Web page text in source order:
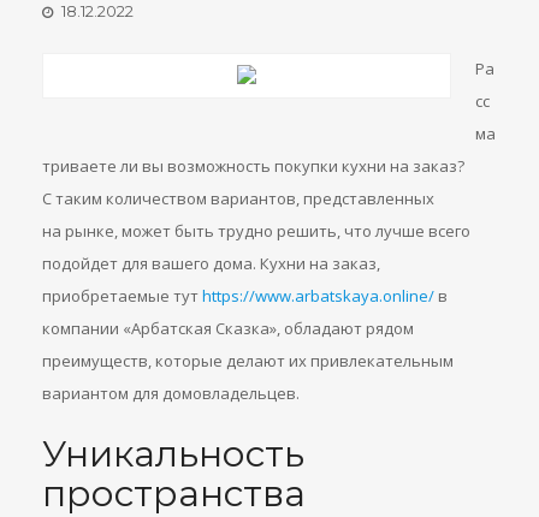
18.12.2022
Ра
сс
ма
триваете ли вы возможность покупки кухни на заказ?
С таким количеством вариантов, представленных
на рынке, может быть трудно решить, что лучше всего
подойдет для вашего дома. Кухни на заказ,
приобретаемые тутhttps://www.arbatskaya.online/ в
компании «Арбатская Сказка», обладают рядом
преимуществ, которые делают их привлекательным
вариантом для домовладельцев.
Уникальность
пространства